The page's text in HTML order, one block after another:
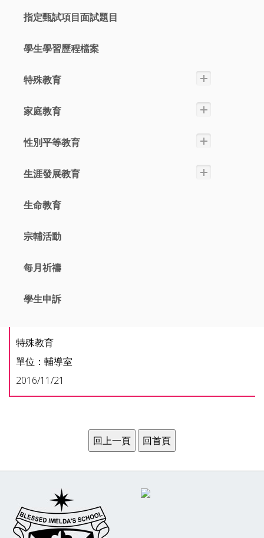
指定甄試項目面試題目
學生學習歷程檔案
特殊教育
家庭教育
性別平等教育
生涯發展教育
生命教育
宗輔活動
每月祈禱
學生申訴
特殊教育
單位：輔導室
2016/11/21